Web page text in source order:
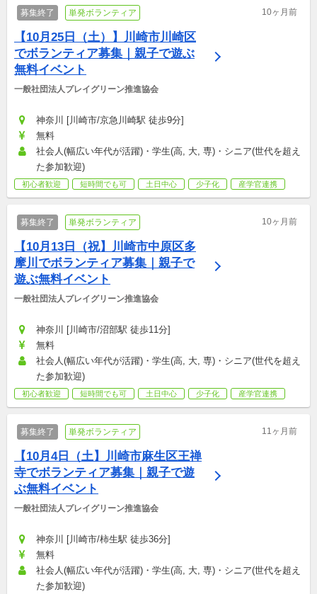
募集終了 単発ボランティア 10ヶ月前
【10月25日（土）】川崎市川崎区
でボランティア募集｜親子で遊ぶ
無料イベント
一般社団法人プレイグリーン推進協会
神奈川 [川崎市/京急川崎駅 徒歩9分]
無料
社会人(幅広い年代が活躍)・学生(高, 大, 専)・シニア(世代を超え
た参加歓迎)
初心者歓迎 短時間でも可 土日中心 少子化 産学官連携
募集終了 単発ボランティア 10ヶ月前
【10月13日（祝】川崎市中原区多
摩川でボランティア募集｜親子で
遊ぶ無料イベント
一般社団法人プレイグリーン推進協会
神奈川 [川崎市/沼部駅 徒歩11分]
無料
社会人(幅広い年代が活躍)・学生(高, 大, 専)・シニア(世代を超え
た参加歓迎)
初心者歓迎 短時間でも可 土日中心 少子化 産学官連携
募集終了 単発ボランティア 11ヶ月前
【10月4日（土】川崎市麻生区王禅
寺でボランティア募集｜親子で遊
ぶ無料イベント
一般社団法人プレイグリーン推進協会
神奈川 [川崎市/柿生駅 徒歩36分]
無料
社会人(幅広い年代が活躍)・学生(高, 大, 専)・シニア(世代を超え
た参加歓迎)